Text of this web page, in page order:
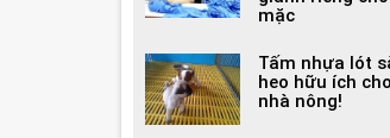
mặc
Tấm nhựa lót
heo hữu ích
nhà nông!